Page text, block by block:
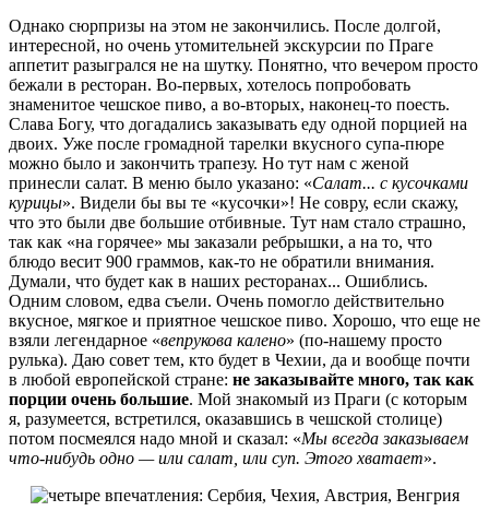
Однако сюрпризы на этом не закончились. После долгой,
интересной, но очень утомительней экскурсии по Праге
аппетит разыгрался не на шутку. Понятно, что вечером просто
бежали в ресторан. Во-первых, хотелось попробовать
знаменитое чешское пиво, а во-вторых, наконец-то поесть.
Слава Богу, что догадались заказывать еду одной порцией на
двоих. Уже после громадной тарелки вкусного супа-пюре
можно было и закончить трапезу. Но тут нам с женой
принесли салат. В меню было указано: «Салат... с кусочками
курицы». Видели бы вы те «кусочки»! Не совру, если скажу,
что это были две большие отбивные. Тут нам стало страшно,
так как «на горячее» мы заказали ребрышки, а на то, что
блюдо весит 900 граммов, как-то не обратили внимания.
Думали, что будет как в наших ресторанах... Ошиблись.
Одним словом, едва съели. Очень помогло действительно
вкусное, мягкое и приятное чешское пиво. Хорошо, что еще не
взяли легендарное «вепрукова калено» (по-нашему просто
рулька). Даю совет тем, кто будет в Чехии, да и вообще почти
в любой европейской стране: не заказывайте много, так как
порции очень большие. Мой знакомый из Праги (с которым
я, разумеется, встретился, оказавшись в чешской столице)
потом посмеялся надо мной и сказал: «Мы всегда заказываем
что-нибудь одно — или салат, или суп. Этого хватает».